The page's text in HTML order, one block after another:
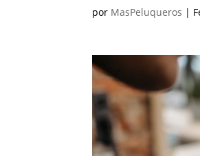
por MasPeluqueros |